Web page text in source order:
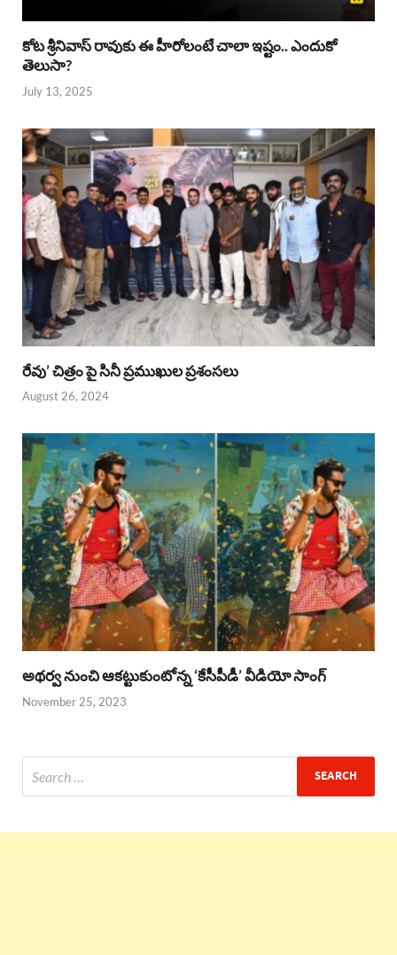
కోట శ్రీనివాస్ రావుకు ఈ హీరోలంటే చాలా ఇష్టం.. ఎందుకో
తెలుసా?
July 13, 2025
రేవు’ చిత్రం పై సినీ ప్రముఖుల ప్రశంసలు
August 26, 2024
అథర్వ నుంచి ఆకట్టుకుంటోన్న ‘కేసీపీడీ’ వీడియో సాంగ్
November 25, 2023